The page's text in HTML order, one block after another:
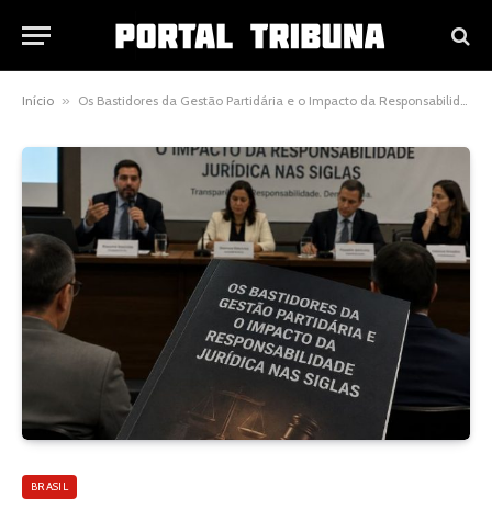
Início » Os Bastidores da Gestão Partidária e o Impacto da Responsabilidade Jurídica nas Siglas
BRASIL